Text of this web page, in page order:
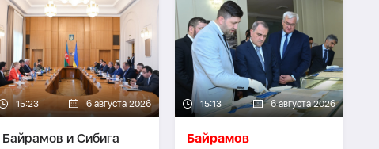
15:23 6 августа 2026
Байрамов и Сибига
15:13 6 августа 2026
Байрамов